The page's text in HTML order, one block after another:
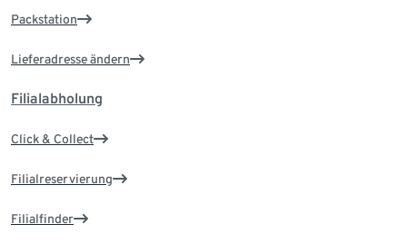
Packstation
Lieferadresse ändern
Filialabholung
Click & Collect
Filialreservierung
Filialfinder